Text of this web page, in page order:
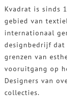
Kvadrat is sinds
gebied van
internationaal
designbedrijf
grenzen van
vooruitgang op
Designers van
collecties.